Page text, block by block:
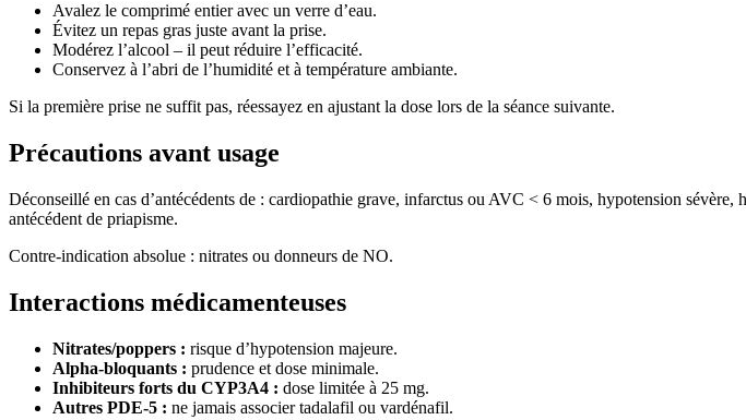
Avalez le comprimé entier avec un verre d’eau.
Évitez un repas gras juste avant la prise.
Modérez l’alcool – il peut réduire l’efficacité.
Conservez à l’abri de l’humidité et à température ambiante.
Si la première prise ne suffit pas, réessayez en ajustant la dose lors de la séance suivante.
Précautions avant usage
Déconseillé en cas d’antécédents de : cardiopathie grave, infarctus ou AVC < 6 mois, hypotension
antécédent de priapisme.
Contre‐indication absolue : nitrates ou donneurs de NO.
Interactions médicamenteuses
Nitrates/poppers : risque d’hypotension majeure.
Alpha‐bloquants : prudence et dose minimale.
Inhibiteurs forts du CYP3A4 : dose limitée à 25 mg.
Autres PDE-5 : ne jamais associer tadalafil ou vardénafil.